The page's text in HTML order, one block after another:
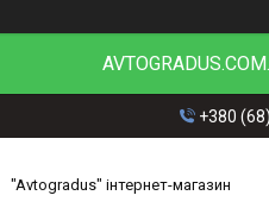
+380
"Avtogradus" інтернет-магазин